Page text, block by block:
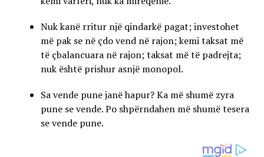
Nuk kanë rritur një qindarkë pagat; investohet
më pak se në çdo vend në rajon; kemi taksat më
të çbalancuara në rajon; taksat më të padrejta;
nuk është prishur asnjë monopol.
Sa vende pune janë hapur? Ka më shumë zyra
pune se vende. Po shpërndahen më shumë tesera
se vende pune.